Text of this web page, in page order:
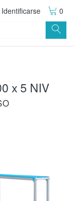
Identificarse 0
x 5 NIV